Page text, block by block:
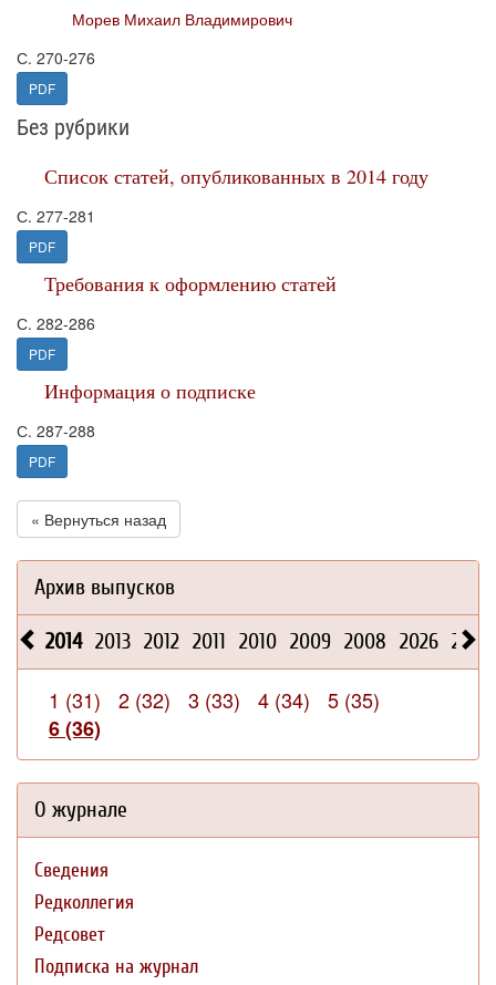
Морев Михаил Владимирович
С. 270-276
PDF
Без рубрики
Список статей, опубликованных в 2014 году
С. 277-281
PDF
Требования к оформлению статей
С. 282-286
PDF
Информация о подписке
С. 287-288
PDF
« Вернуться назад
Архив выпусков
2014 2013 2012 2011 2010 2009 2008 2026 2025
1 (31) 2 (32) 3 (33) 4 (34)
5 (35)
6 (36)
О журнале
Сведения
Редколлегия
Редсовет
Подписка на журнал